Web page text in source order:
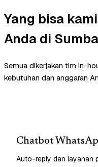
Yang bisa
Anda di
Semua dikerjakan tim in-
kebutuhan dan anggaran
Chatbot
Auto-reply dan layanan